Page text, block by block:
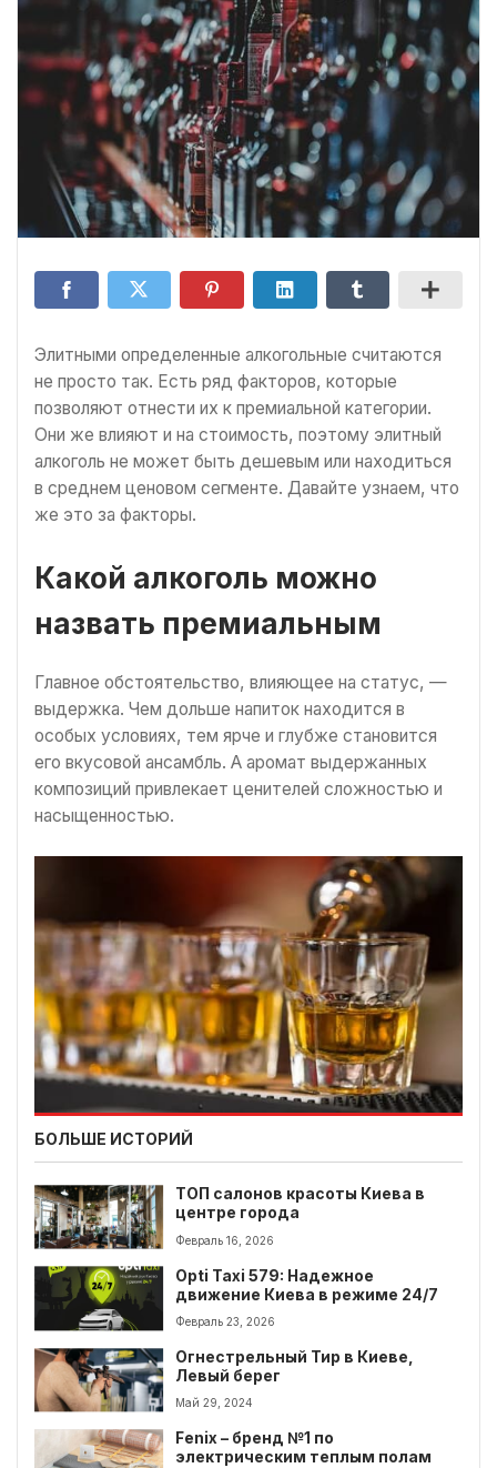
Элитными определенные алкогольные считаются
не просто так. Есть ряд факторов, которые
позволяют отнести их к премиальной категории.
Они же влияют и на стоимость, поэтому элитный
алкоголь не может быть дешевым или находиться
в среднем ценовом сегменте. Давайте узнаем, что
же это за факторы.
Какой алкоголь можно
назвать премиальным
Главное обстоятельство, влияющее на статус, —
выдержка. Чем дольше напиток находится в
особых условиях, тем ярче и глубже становится
его вкусовой ансамбль. А аромат выдержанных
композиций привлекает ценителей сложностью и
насыщенностью.
БОЛЬШЕ ИСТОРИЙ
ТОП салонов красоты Киева в
центре города
Февраль 16, 2026
Opti Taxi 579: Надежное
движение Киева в режиме 24/7
Февраль 23, 2026
Огнестрельный Тир в Киеве,
Левый берег
Май 29, 2024
Fenix ​​– бренд №1 по
электрическим теплым полам